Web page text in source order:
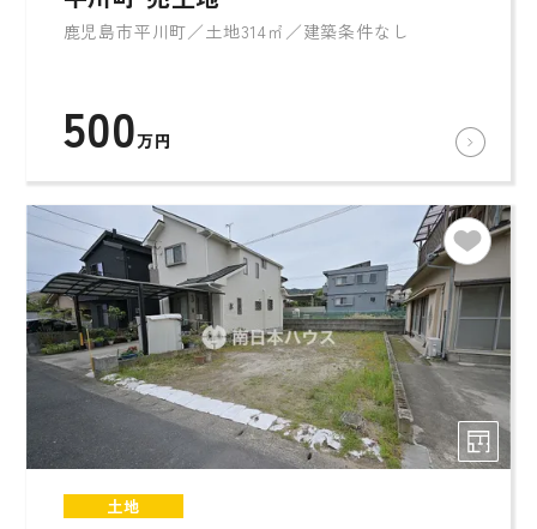
鹿児島市平川町／土地314㎡／建築条件なし
500万円
土地